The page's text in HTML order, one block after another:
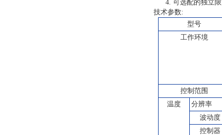
4. 可选配的独立
技术参数:
型号
工作环境
控制范围
温度
分辨率
波动度
控制器